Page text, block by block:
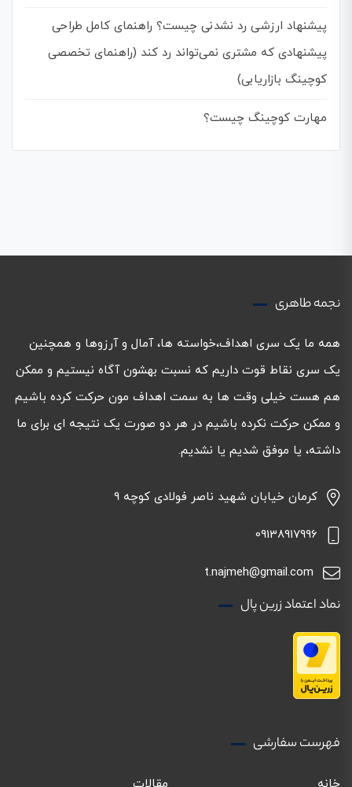
پیشنهاد ارزشی رد نشدنی چیست؟ راهنمای کامل طراحی
پیشنهادی که مشتری نمی‌تواند رد کند (راهنمای تخصصی
کوچینگ بازاریابی)
مهارت کوچینگ چیست؟
نجمه طاهری
همه ما یک سری اهداف،خواسته ها، آمال و آرزوها و همچنین
یک سری نقاط قوت داریم که نسبت بهشون آگاه نیستیم و ممکن
هم هست خیلی وقت ها به سمت اهداف مون حرکت کرده باشیم
و ممکن حرکت نکرده باشیم در هر دو صورت یک نتیجه ای برای ما
داشته، یا موفق شدیم یا نشدیم.
کرمان خیابان شهید ناصر فولادی کوچه 9
09138917996
t.najmeh@gmail.com
نماد اعتماد زرین پال
فهرست سفارشی